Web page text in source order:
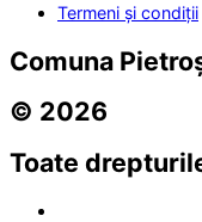
Termeni și condiții
Comuna
© 2026
Toate